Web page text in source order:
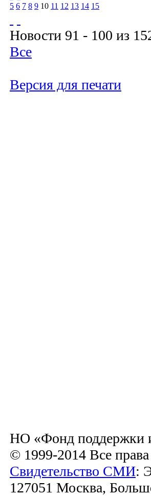
5 6 7 8 9 10 11 12 13 14 15
Новости 91 - 100 из
Все
Версия для печати
НО «Фонд поддержки
© 1999-2014 Все
Свидетельство СМИ:
127051 Москва,